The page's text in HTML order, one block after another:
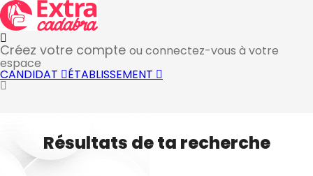
Créez votre compte ou connectez-vous à votre
espace
CANDIDAT ÉTABLISSEMENT
Résultats de ta recherche